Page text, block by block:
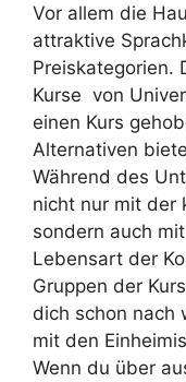
Vor allem die
attraktive
Preiskategorien.
Kurse von
einen Kurs
Alternativen
Während des
nicht nur mit der
sondern auch
Lebensart der
Gruppen der
dich schon nach
mit den
Wenn du über